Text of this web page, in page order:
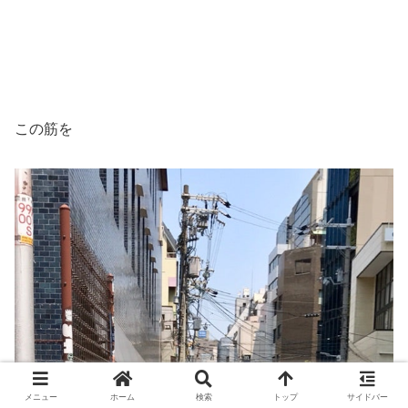
この筋を
メニュー ホーム 検索 トップ サイドバー